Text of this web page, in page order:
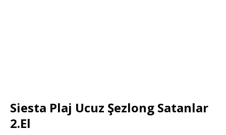
Siesta Plaj Ucuz Şezlong Satanlar
2.El